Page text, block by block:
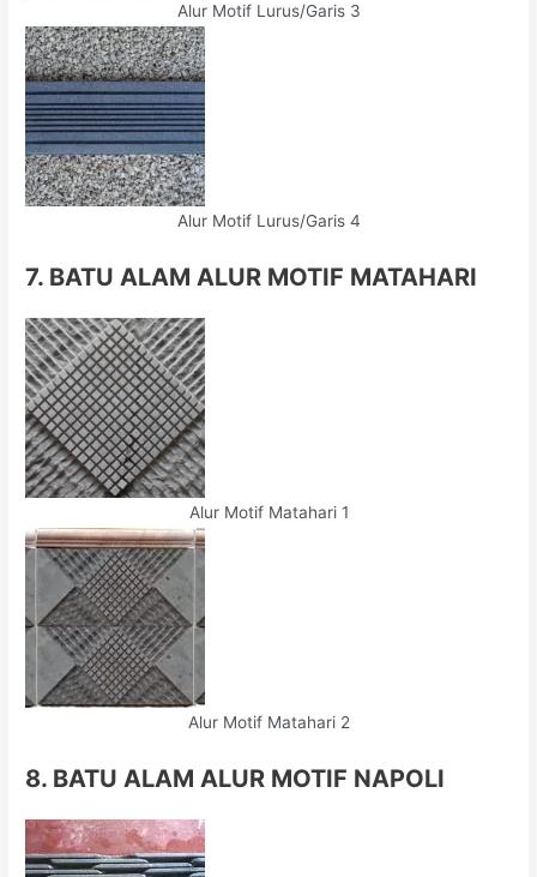
Alur Motif Lurus/Garis 3
Alur Motif Lurus/Garis 4
7. BATU ALAM ALUR MOTIF MATAHARI
Alur Motif Matahari 1
Alur Motif Matahari 2
8. BATU ALAM ALUR MOTIF NAPOLI